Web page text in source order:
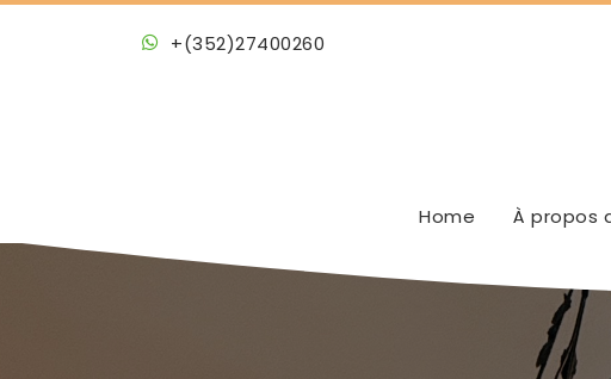
+(352)27400260
Home À propos